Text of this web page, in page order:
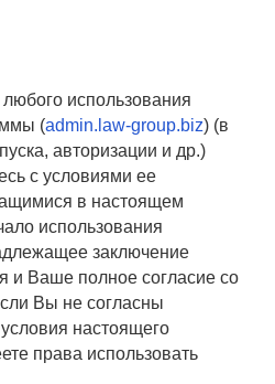
использования
(admin.law-group.biz) (в
авторизации и др.)
с условиями ее
в настоящем
использования
заключение
и Ваше полное согласие со
Вы не согласны
настоящего
права использовать